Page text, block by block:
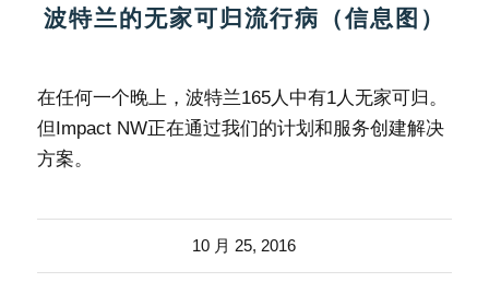
波特兰的无家可归流行病（信息图）
在任何一个晚上，波特兰165人中有1人无家可归。
但Impact NW正在通过我们的计划和服务创建解决
方案。
10 月 25, 2016